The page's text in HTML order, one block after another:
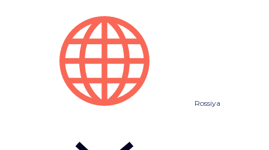
Rossiya